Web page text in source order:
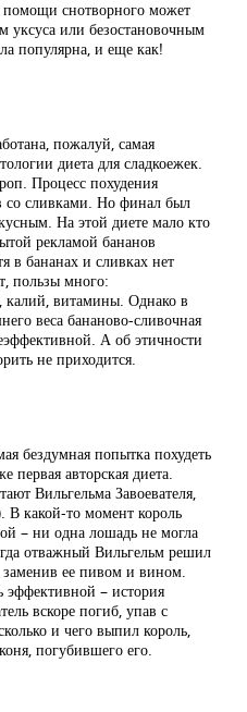
помощи снотворного может
уксуса или безостановочным
популярна, и еще как!
пожалуй, самая
диета для сладкоежек.
Процесс похудения
со сливками. Но финал был
На этой диете мало кто
рекламой бананов
бананах и сливках нет
пользы много:
калий, витамины. Однако в
веса бананово-сливочная
А об этичности
не приходится.
бездумная попытка похудеть
авторская диета.
Вильгельма Завоевателя,
какой-то момент король
– ни одна лошадь не могла
отважный Вильгельм решил
заменив ее пивом и вином.
эффективной – история
вскоре погиб, упав с
и чего выпил король,
погубившего его.